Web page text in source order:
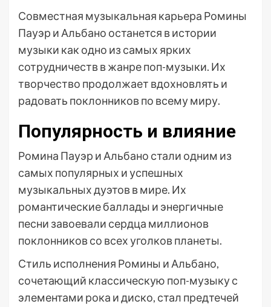
Совместная музыкальная карьера Ромины
Пауэр и Альбано останется в истории
музыки как одно из самых ярких
сотрудничеств в жанре поп-музыки. Их
творчество продолжает вдохновлять и
радовать поклонников по всему миру.
Популярность и влияние
Ромина Пауэр и Альбано стали одним из
самых популярных и успешных
музыкальных дуэтов в мире. Их
романтические баллады и энергичные
песни завоевали сердца миллионов
поклонников со всех уголков планеты.
Стиль исполнения Ромины и Альбано,
сочетающий классическую поп-музыку с
элементами рока и диско, стал предтечей